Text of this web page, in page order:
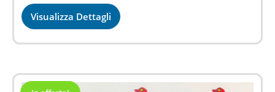
€330.00.
attuale
€269.00.
Visualizza Dettagli